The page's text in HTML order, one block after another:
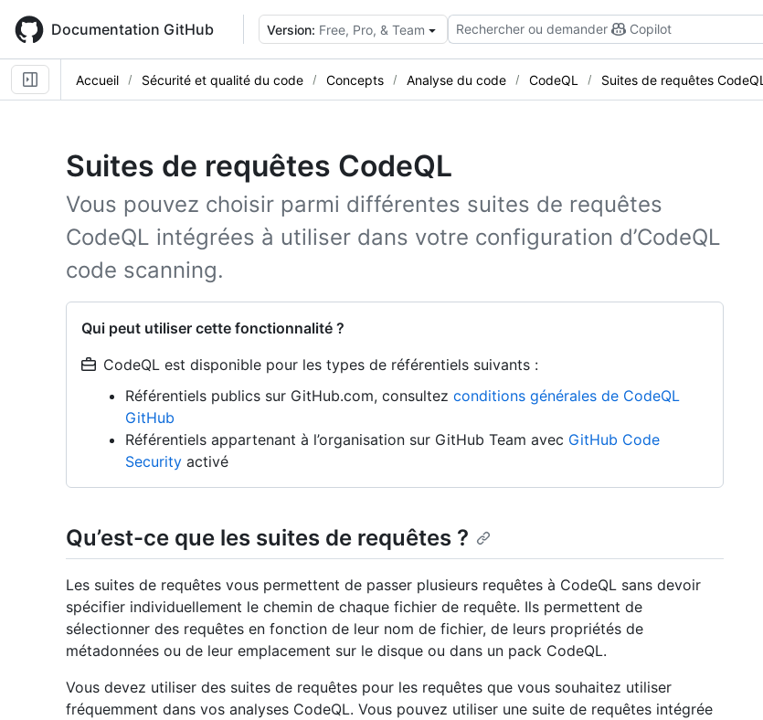
main
content
Documentation GitHub Version: Free, Pro, & Team Rechercher ou demander Copilot
Accueil Sécurité et qualité du code Concepts Analyse du code CodeQL Suites de requêtes CodeQL
Suites de requêtes CodeQL
Vous pouvez choisir parmi différentes suites de requêtes
CodeQL intégrées à utiliser dans votre configuration d’CodeQL
code scanning.
Qui peut utiliser cette fonctionnalité ?
CodeQL est disponible pour les types de référentiels suivants :
Référentiels publics sur GitHub.com, consultez conditions générales de CodeQL
GitHub
Référentiels appartenant à l’organisation sur GitHub Team avec GitHub Code
Security activé
Qu’est-ce que les suites de requêtes ?
Les suites de requêtes vous permettent de passer plusieurs requêtes à CodeQL sans devoir
spécifier individuellement le chemin de chaque fichier de requête. Ils permettent de
sélectionner des requêtes en fonction de leur nom de fichier, de leurs propriétés de
métadonnées ou de leur emplacement sur le disque ou dans un pack CodeQL.
Vous devez utiliser des suites de requêtes pour les requêtes que vous souhaitez utiliser
fréquemment dans vos analyses CodeQL. Vous pouvez utiliser une suite de requêtes intégrée